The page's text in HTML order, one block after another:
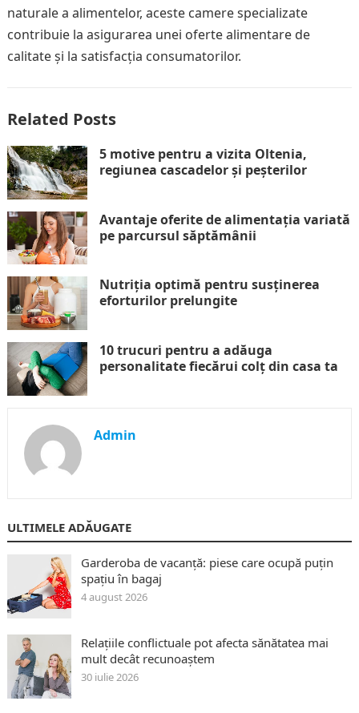
naturale a alimentelor, aceste camere specializate
contribuie la asigurarea unei oferte alimentare de
calitate și la satisfacția consumatorilor.
Related Posts
5 motive pentru a vizita Oltenia,
regiunea cascadelor și peșterilor
Avantaje oferite de alimentația variată
pe parcursul săptămânii
Nutriția optimă pentru susținerea
eforturilor prelungite
10 trucuri pentru a adăuga
personalitate fiecărui colț din casa ta
Admin
ULTIMELE ADĂUGATE
Garderoba de vacanță: piese care ocupă puțin
spațiu în bagaj
4 august 2026
Relațiile conflictuale pot afecta sănătatea mai
mult decât recunoaștem
30 iulie 2026